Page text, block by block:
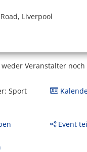
Liverpool
Veranstalter noch
Sport
Event